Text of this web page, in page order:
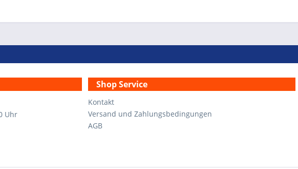
Uhr
Shop Service
Kontakt
Versand und Zahlungsbedingungen
AGB